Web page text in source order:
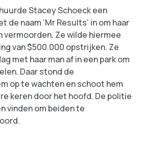
Stacey Schoeck een
de naam ‘Mr Results’ in om haar
Ze wilde hiermee
van $500.000 opstrijken. Ze
met haar man af in een park om
Daar stond de
op te wachten en schoot hem
keren door het hoofd. De politie
vinden om beiden te